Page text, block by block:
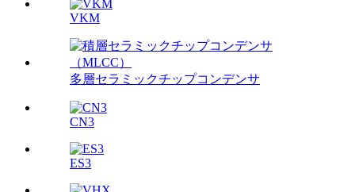
VKM
多層セラミックチップコンデンサ
CN3
ES3